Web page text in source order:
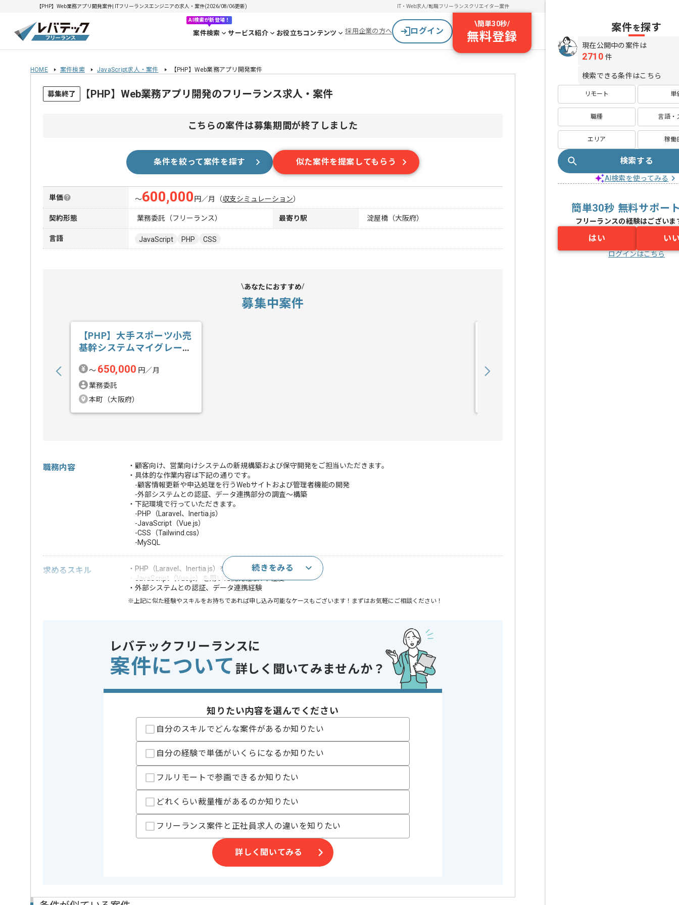
【PHP】Web業務アプリ開発案件| ITフリーランスエンジニアの求人・案件(2026/08/06更新) IT・Web求人/転職フリーランスクリエイター案件
AI検索が新登場！
案件検索 サービス紹介 お役立ちコンテンツ 採用企業の方へ ログイン
\簡単30秒/
無料登録
HOME 案件検索 JavaScript求人・案件 【PHP】Web業務アプリ開発案件
募集終了 【PHP】Web業務アプリ開発のフリーランス求人・案件
こちらの案件は募集期間が終了しました
条件を絞って案件を探す 似た案件を提案してもらう
単価 〜600,000 円／月 （収支シミュレーション）
契約形態 業務委託（フリーランス） 最寄り駅 淀屋橋（大阪府）
言語 JavaScript PHP CSS
あなたにおすすめ
募集中案件
【PHP】大手スポーツ小売
基幹システムマイグレーシ
〜 650,000 円／月
業務委託
本町（大阪府）
職務内容
・顧客向け、営業向けシステムの新規構築および保守開発をご担当いただきます。
・具体的な作業内容は下記の通りです。
-顧客情報更新や申込処理を行うWebサイトおよび管理者機能の開発
-外部システムとの認証、データ連携部分の調査〜構築
・下記環境で行っていただきます。
-PHP（Laravel、Inertia.js）
-JavaScript（Vue.js）
-CSS（Tailwind.css）
-MySQL
求めるスキル
・PHP（Laravel、Inertia.js）を用いた開発経験3年程度
・JavaScript（Vue.js）を用いた開発経験1年程度
・外部システムとの認証、データ連携経験
※上記に似た経験やスキルをお持ちであれば申し込み可能なケースもございます！まずはお気軽にご相談ください！
※最低でも1年間の長期案件となります。
これまでの経験を活かしてご活躍いただけます。
長期案件ですので腰を据えて作業されたい方におすすめです。
ぜひ一度、ご商談で雰囲気を掴んでいただき、参画のご判断いただけますと幸いです。
続きをみる
レバテックフリーランスに
案件について 詳しく聞いてみませんか？
知りたい内容を選んでください
自分のスキルでどんな案件があるか知りたい
自分の経験で単価がいくらになるか知りたい
フルリモートで参画できるか知りたい
どれくらい裁量権があるのか知りたい
フリーランス案件と正社員求人の違いを知りたい
詳しく聞いてみる
案件を探す
現在公開中の案件は
2710 件
検索できる条件はこちら
リモート 単
職種 言語・
エリア 稼働
検索する
AI検索を使ってみる
簡単30秒 無料サポー
フリーランスの経験はございま
はい い
ログインはこちら